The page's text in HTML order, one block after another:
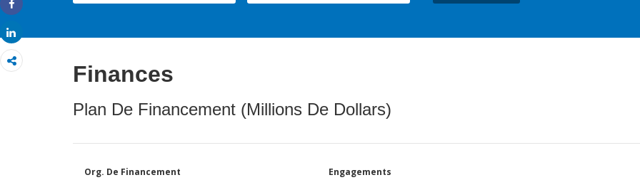
Share
Finances
Plan De Financement (Millions De Dollars)
Org. De Financement Engagements